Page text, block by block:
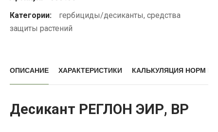
Категории:
гербициды/десиканты, средства
защиты растений
ОПИСАНИЕ ХАРАКТЕРИСТИКИ КАЛЬКУЛЯЦИЯ НОРМ
Десикант РЕГЛОН ЭИР, ВР